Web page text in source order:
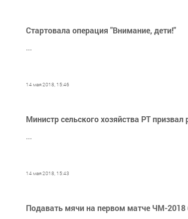
Стартовала операция "Внимание, дети!"
...
14 мая 2018, 15:46
Министр сельского хозяйства РТ
...
14 мая 2018, 15:43
Подавать мячи на первом матче ЧМ-2018